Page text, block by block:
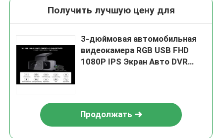
Получить лучшую цену для
3-дюймовая автомобильная
видеокамера RGB USB FHD
1080P IPS Экран Авто DVR
Продолжать